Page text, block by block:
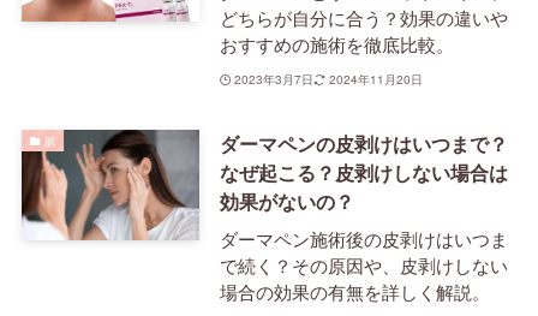
どちらが自分に合う？効果の違いや
おすすめの施術を徹底比較。
2023年3月7日 2024年11月20日
肌
ダーマペンの皮剥けはいつまで？
なぜ起こる？皮剥けしない場合は
効果がないの？
ダーマペン施術後の皮剥けはいつま
で続く？その原因や、皮剥けしない
場合の効果の有無を詳しく解説。